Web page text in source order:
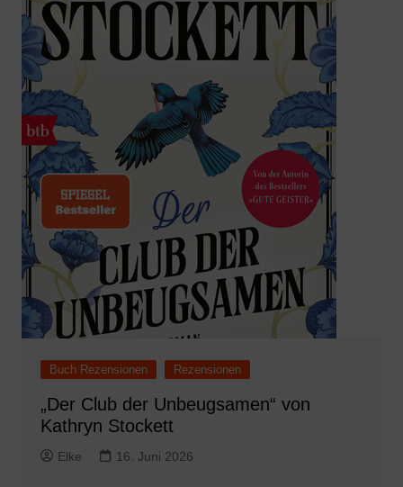
Buch Rezensionen Rezensionen
„Der Club der Unbeugsamen“ von
Kathryn Stockett
Elke 16. Juni 2026